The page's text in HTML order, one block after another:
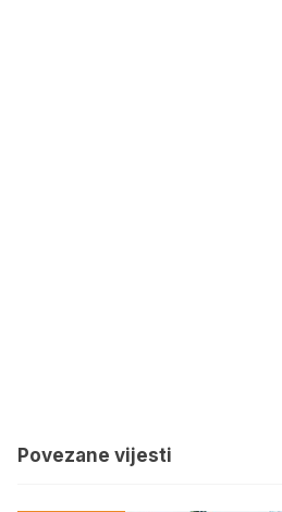
Povezane vijesti